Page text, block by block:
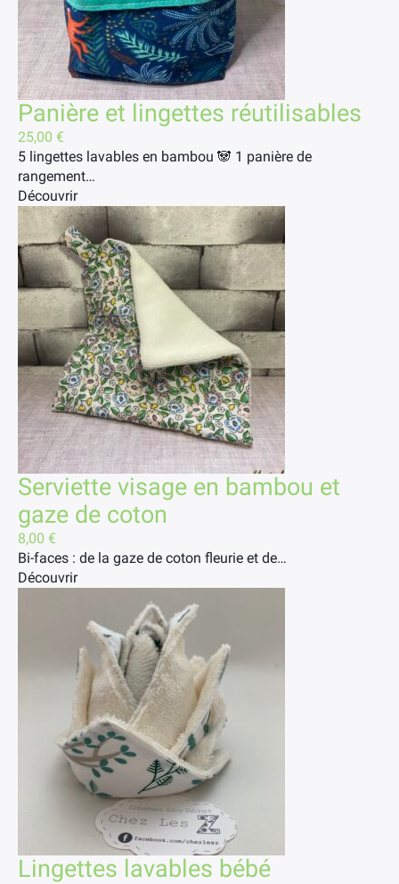
Panière et lingettes réutilisables
25,00 €
5 lingettes lavables en bambou 🐼 1 panière de
rangement…
Découvrir
Serviette visage en bambou et
gaze de coton
8,00 €
Bi-faces : de la gaze de coton fleurie et de…
Découvrir
Lingettes lavables bébé